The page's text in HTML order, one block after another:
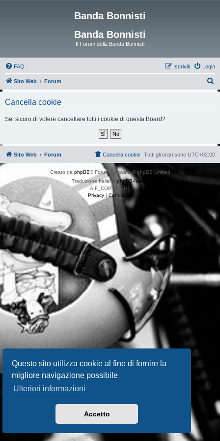
Questo sito utilizza cookie al fine di fornire la
migliore navigazione possibile
Ulteriori informazioni
Accetto
Banda Bonnisti
Banda Bonnisti
Il Forum della Banda Bonnisti
FAQ Login
Iscriviti
Sito Web Forum
Cancella cookie
Sei sicuro di volere cancellare tutti i cookie di questa Board?
Sito Web Forum Tutti gli orari sono UTC+02:00
Cancella cookie
Creato da phpBB® Forum Software © phpBB Limited
Traduzione Italiana phpBB-Italia.it
AIF_COPYRIGHT
Privacy | Condizioni